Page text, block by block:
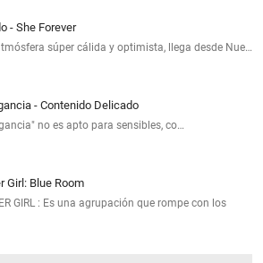
- She Forever
súper cálida y optimista, llega desde Nue…
- Contenido Delicado
no es apto para sensibles, co…
Girl: Blue Room
GIRL : Es una agrupación que rompe con los